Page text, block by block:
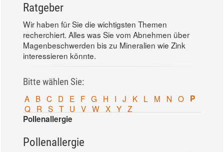
Ratgeber
Wir haben für Sie die wichtigsten Themen
recherchiert. Alles was Sie vom Abnehmen über
Magenbeschwerden bis zu Mineralien wie Zink
interessieren könnte.
Bitte wählen Sie:
A B C D E F G H I J K L M N O P
Q R S T U V W X Y Z
Pollenallergie
Pollenallergie